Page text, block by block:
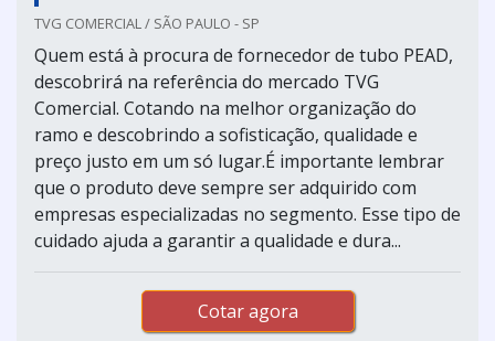
TVG COMERCIAL / SÃO PAULO - SP
Quem está à procura de fornecedor de tubo PEAD,
descobrirá na referência do mercado TVG
Comercial. Cotando na melhor organização do
ramo e descobrindo a sofisticação, qualidade e
preço justo em um só lugar.É importante lembrar
que o produto deve sempre ser adquirido com
empresas especializadas no segmento. Esse tipo de
cuidado ajuda a garantir a qualidade e dura...
Cotar agora